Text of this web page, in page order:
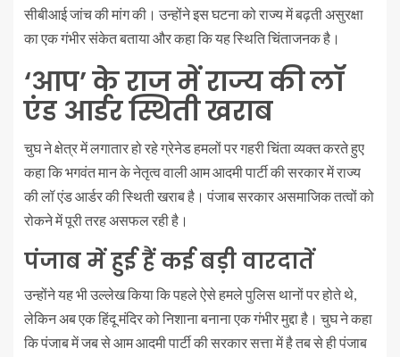
सीबीआई जांच की मांग की। उन्होंने इस घटना को राज्य में बढ़ती असुरक्षा
का एक गंभीर संकेत बताया और कहा कि यह स्थिति चिंताजनक है।
‘आप’ के राज में राज्य की लॉ
एंड आर्डर स्थिती खराब
चुघ ने क्षेत्र में लगातार हो रहे ग्रेनेड हमलों पर गहरी चिंता व्यक्त करते हुए
कहा कि भगवंत मान के नेतृत्व वाली आम आदमी पार्टी की सरकार में राज्य
की लॉ एंड आर्डर की स्थिती खराब है। पंजाब सरकार असमाजिक तत्वों को
रोकने में पूरी तरह असफल रही है।
पंजाब में हुई हैं कई बड़ी वारदातें
उन्होंने यह भी उल्लेख किया कि पहले ऐसे हमले पुलिस थानों पर होते थे,
लेकिन अब एक हिंदू मंदिर को निशाना बनाना एक गंभीर मुद्दा है। चुघ ने कहा
कि पंजाब में जब से आम आदमी पार्टी की सरकार सत्ता में है तब से ही पंजाब